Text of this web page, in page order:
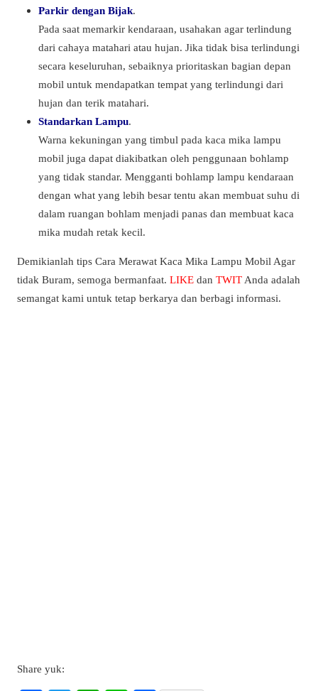
Parkir dengan Bijak.
Pada saat memarkir kendaraan, usahakan agar terlindung
dari cahaya matahari atau hujan. Jika tidak bisa terlindungi
secara keseluruhan, sebaiknya prioritaskan bagian depan
mobil untuk mendapatkan tempat yang terlindungi dari
hujan dan terik matahari.
Standarkan Lampu.
Warna kekuningan yang timbul pada kaca mika lampu
mobil juga dapat diakibatkan oleh penggunaan bohlamp
yang tidak standar. Mengganti bohlamp lampu kendaraan
dengan what yang lebih besar tentu akan membuat suhu di
dalam ruangan bohlam menjadi panas dan membuat kaca
mika mudah retak kecil.
Demikianlah tips Cara Merawat Kaca Mika Lampu Mobil Agar
tidak Buram, semoga bermanfaat. LIKE dan TWIT Anda adalah
semangat kami untuk tetap berkarya dan berbagi informasi.
Share yuk: